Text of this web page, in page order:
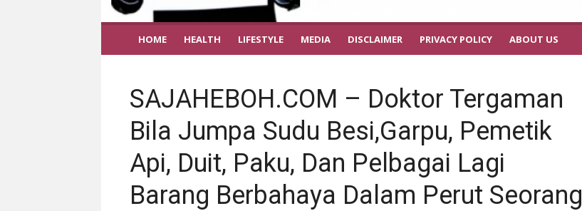
HOME HEALTH LIFESTYLE MEDIA DISCLAIMER PRIVACY POLICY ABOUT US
SAJAHEBOH.COM – Doktor Tergaman
Bila Jumpa Sudu Besi,Garpu, Pemetik
Api, Duit, Paku, Dan Pelbagai Lagi
Barang Berbahaya Dalam Perut Seorang